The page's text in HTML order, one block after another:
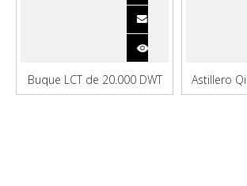
Buque LCT de 20.000 DWT
con cuchara grúa
Astillero
nuevo